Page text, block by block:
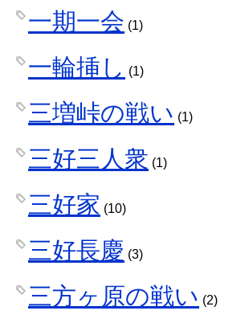
一期一会 (1)
一輪挿し (1)
三増峠の戦い (1)
三好三人衆 (1)
三好家 (10)
三好長慶 (3)
三方ヶ原の戦い (2)